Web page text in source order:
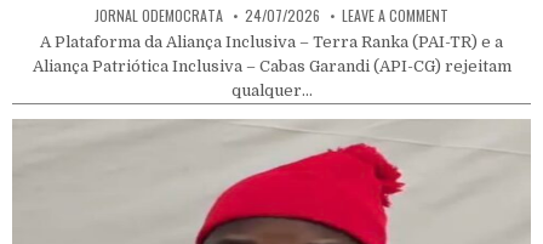
AUTHOR:
JORNAL ODEMOCRATA PUBLISHED DATE:
24/07/2026 LEAVE A COMMENT
A Plataforma da Aliança Inclusiva – Terra Ranka (PAI-TR) e a
Aliança Patriótica Inclusiva – Cabas Garandi (API-CG) rejeitam
qualquer…